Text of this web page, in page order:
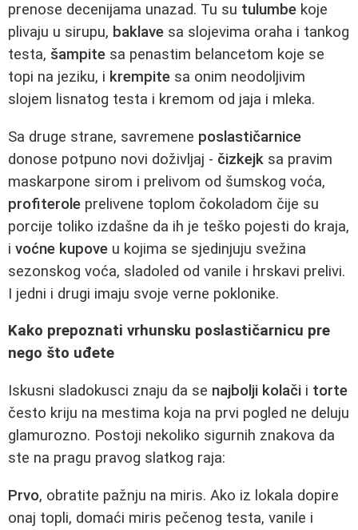
prenose decenijama unazad. Tu su tulumbe koje
plivaju u sirupu, baklave sa slojevima oraha i tankog
testa, šampite sa penastim belancetom koje se
topi na jeziku, i krempite sa onim neodoljivim
slojem lisnatog testa i kremom od jaja i mleka.
Sa druge strane, savremene poslastičarnice
donose potpuno novi doživljaj - čizkejk sa pravim
maskarpone sirom i prelivom od šumskog voća,
profiterole prelivene toplom čokoladom čije su
porcije toliko izdašne da ih je teško pojesti do kraja,
i voćne kupove u kojima se sjedinjuju svežina
sezonskog voća, sladoled od vanile i hrskavi prelivi.
I jedni i drugi imaju svoje verne poklonike.
Kako prepoznati vrhunsku poslastičarnicu pre
nego što uđete
Iskusni sladokusci znaju da se najbolji kolači i torte
često kriju na mestima koja na prvi pogled ne deluju
glamurozno. Postoji nekoliko sigurnih znakova da
ste na pragu pravog slatkog raja:
Prvo, obratite pažnju na miris. Ako iz lokala dopire
onaj topli, domaći miris pečenog testa, vanile i